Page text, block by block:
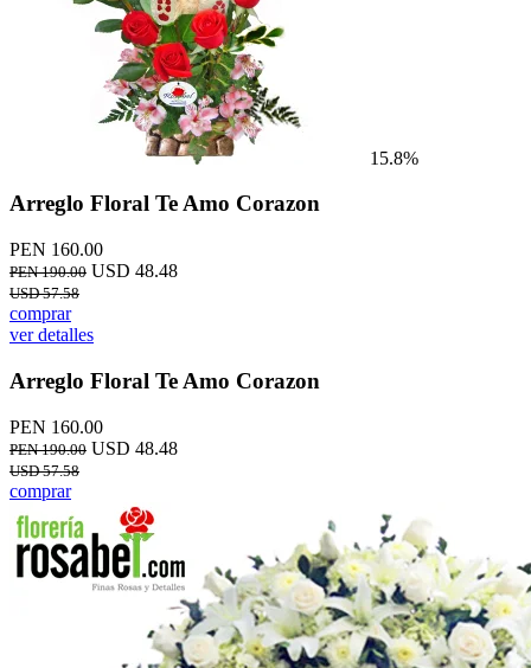
15.8%
Arreglo Floral Te Amo Corazon
PEN 160.00
PEN 190.00 USD 48.48
USD 57.58
comprar
ver detalles
Arreglo Floral Te Amo Corazon
PEN 160.00
PEN 190.00 USD 48.48
USD 57.58
comprar